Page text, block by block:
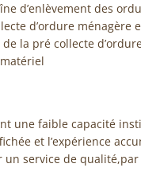
d’enlèvement des
d’ordure ménagère
la pré collecte
une faible capacité
et l’expérience
service de